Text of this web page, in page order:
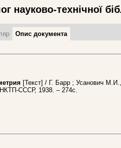
науково-технічної
Опис документа
[Текст] / Г. Барр ; Усанович
СССР, 1938. – 274с.